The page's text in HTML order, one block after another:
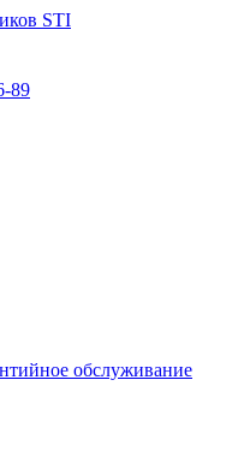
89
обслуживание